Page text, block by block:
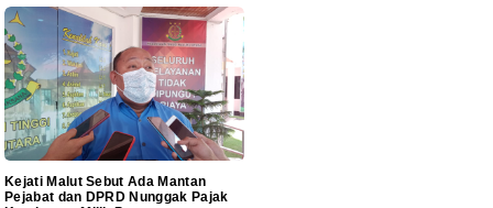
Kejati Malut Sebut Ada Mantan
Pejabat dan DPRD Nunggak Pajak